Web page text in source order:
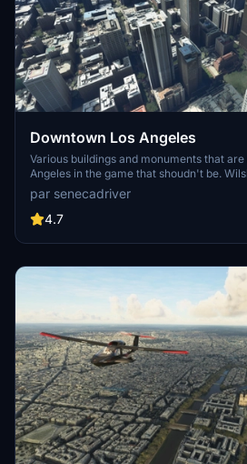
Downtown Los Angeles
Various buildings and monuments that
Angeles in the game that shoudn't be. Wilshire Grand Center, SoFi
Stadium, 801 S Grand, 825 S Hill, 888 S
One, Atelier, Aven Apartments, Metropolis
Angeles
par senecadriver
4.7